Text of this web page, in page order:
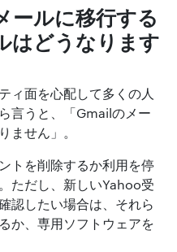
ールに移行する
はどうなります
ィ面を心配して多くの人
言うと、「Gmailのメー
ません」。
トを削除するか利用を停
ただし、新しいYahoo受
認したい場合は、それら
か、専用ソフトウェアを